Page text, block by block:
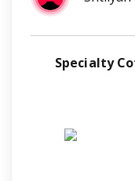
Specialty